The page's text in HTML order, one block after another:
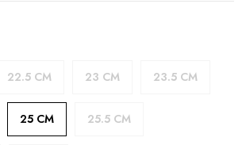
22.5 CM 23 CM 23.5 CM
25 CM 25.5 CM